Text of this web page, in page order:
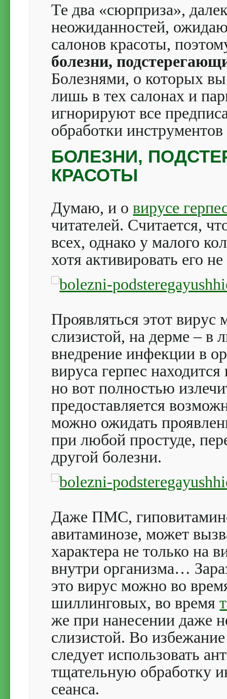
Те два «сюрприза»,
неожиданностей,
салонов красоты,
болезни,
Болезнями, о которых
лишь в тех салонах и
игнорируют все
обработки
БОЛЕЗНИ,
КРАСОТЫ
Думаю, и овирусе
читателей. Считается,
всех, однако у малого
хотя активировать его
Проявляться этот
слизистой, на дерме – в
внедрение инфекции в
вируса герпес
но вот полностью
предоставляется
можно ожидать
при любой простуде,
другой болезни.
Даже ПМС,
авитаминозе, может
характера не только на
внутри организма…
это вирус можно во
шиллинговых, во время
же при нанесении даже
слизистой. Во
следует использовать
тщательную обработку
сеанса.